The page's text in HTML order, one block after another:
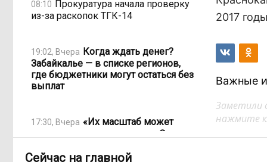
08:10 Прокуратура начала проверку
из-за раскопок ТГК-14
19:02, Вчера Когда ждать денег?
Забайкалье — в списке регионов,
где бюджетники могут остаться без
выплат
17:30, Вчера «Их масштаб может
превысить весь наш опыт»: Осипов
угрозе на фоне пожаров в Европе
2017
Важные
Заметили
нажмите
Сейчас на главной